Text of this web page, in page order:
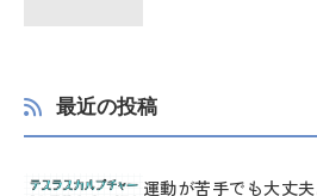
最近の投稿
運動が苦手でも大丈